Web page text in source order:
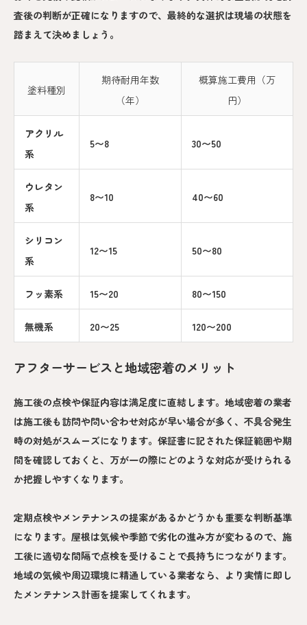
査後の判断が正確になりますので、最終的な選択は現場の状態を
踏まえて決めましょう。
塗料種別
期待耐用年数
（年）
概算施工費用（万
円）
アクリル
系
5〜8 30〜50
ウレタン
系
8〜10 40〜60
シリコン
系
12〜15 50〜80
フッ素系 15〜20 80〜150
無機系 20〜25 120〜200
アフターサービスと地域密着のメリット
施工後の点検や保証内容は満足度に直結します。地域密着の業者
は施工後も訪問や問い合わせ対応が早い場合が多く、不具合発生
時の対処がスムーズになります。保証書に記された保証範囲や期
間を確認しておくと、万が一の際にどのような対応が受けられる
か把握しやすくなります。
定期点検やメンテナンスの提案があるかどうかも重要な判断基準
になります。屋根は気候や季節で劣化の進み方が変わるので、施
工後に適切な間隔で点検を受けることで長持ちにつながります。
地域の気候や周辺環境に精通している業者なら、より実情に即し
たメンテナンス計画を提案してくれます。